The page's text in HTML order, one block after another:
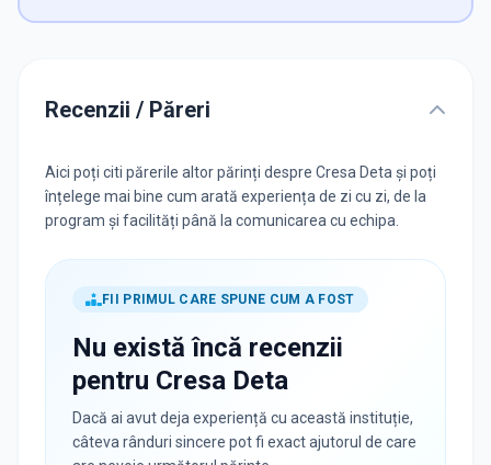
Recenzii / Păreri
Aici poți citi părerile altor părinți despre Cresa Deta și poți
înțelege mai bine cum arată experiența de zi cu zi, de la
program și facilități până la comunicarea cu echipa.
FII PRIMUL CARE SPUNE CUM A FOST
Nu există încă recenzii
pentru Cresa Deta
Dacă ai avut deja experiență cu această instituție,
câteva rânduri sincere pot fi exact ajutorul de care